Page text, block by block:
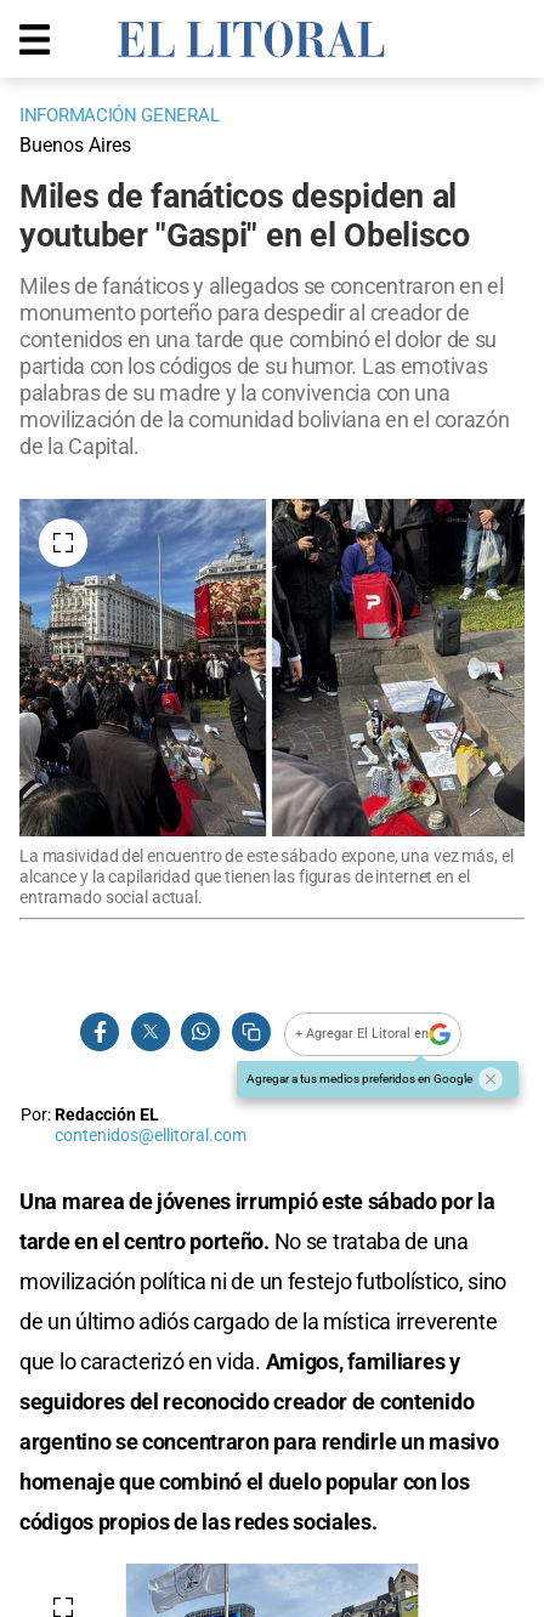
INFORMACIÓN GENERAL
Buenos Aires
Miles de fanáticos despiden al
youtuber "Gaspi" en el Obelisco
Miles de fanáticos y allegados se concentraron en el
monumento porteño para despedir al creador de
contenidos en una tarde que combinó el dolor de su
partida con los códigos de su humor. Las emotivas
palabras de su madre y la convivencia con una
movilización de la comunidad boliviana en el corazón
de la Capital.
La masividad del encuentro de este sábado expone, una vez más, el
alcance y la capilaridad que tienen las figuras de internet en el
entramado social actual.
+ Agregar El Litoral en
Agregar a tus medios preferidos en Google
Por:Redacción EL
contenidos@ellitoral.com
Una marea de jóvenes irrumpió este sábado por la
tarde en el centro porteño. No se trataba de una
movilización política ni de un festejo futbolístico, sino
de un último adiós cargado de la mística irreverente
que lo caracterizó en vida. Amigos, familiares y
seguidores del reconocido creador de contenido
argentino se concentraron para rendirle un masivo
homenaje que combinó el duelo popular con los
códigos propios de las redes sociales.